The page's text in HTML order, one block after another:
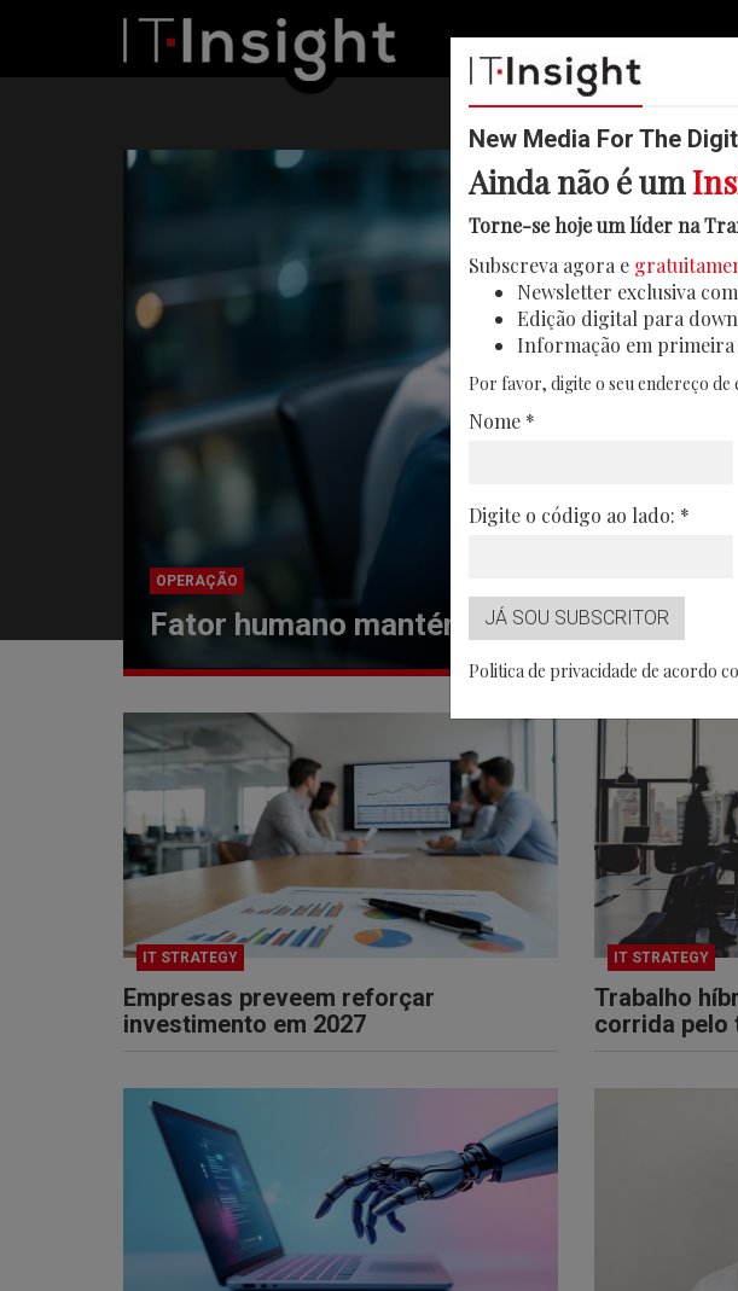
Novas regras europeias obrigam IA a
gerados
IT STRATEGY
Empresas preveem reforçar
investimento em 2027
IT STRATEGY
Trabalho
corrida pelo
New Media For The
Ainda não é um
Torne-se hoje um líder na
Subscreva agora e
Newsletter exclusiva
Edição digital para
Informação em
Por favor, digite o seu endereço
Nome *
Digite o código ao lado: *
JÁ SOU SUBSCRITOR
Politica de privacidade de acordo